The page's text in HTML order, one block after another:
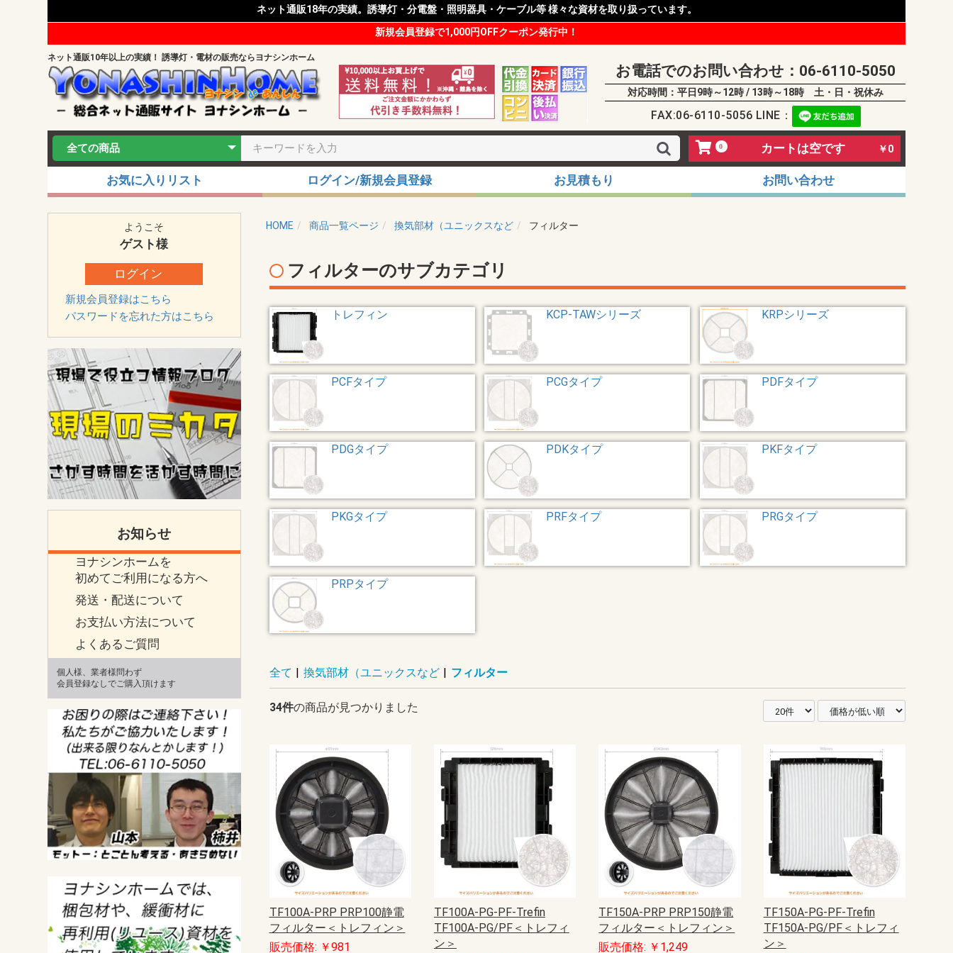
ネット通販18年の実績。誘導灯・分電盤・照明器具・ケーブル等 様々な資材を取り扱っています。
新規会員登録で1,000円OFFクーポン発行中！
ネット通販10年以上の実績！ 誘導灯・電材の販売ならヨナシンホーム
お電話でのお問い合わせ：06-6110-5050
対応時間：平日9時～12時 / 13時～18時 土・日・祝休み
FAX:06-6110-5056 LINE：
0 カートは空です ￥0
お気に入りリスト ログイン/新規会員登録 お見積もり お問い合わせ
ようこそ
ゲスト様
ログイン
新規会員登録はこちら
パスワードを忘れた方はこちら
お知らせ
ヨナシンホームを
初めてご利用になる方へ
発送・配送について
お支払い方法について
よくあるご質問
個人様、業者様問わず
会員登録なしでご購入頂けます
HOME 商品一覧ページ 換気部材（ユニックスなど フィルター
フィルターのサブカテゴリ
トレフィン KCP-TAWシリーズ KRPシリーズ
PCFタイプ PCGタイプ PDFタイプ
PDGタイプ PDKタイプ PKFタイプ
PKGタイプ PRFタイプ PRGタイプ
PRPタイプ
全て | 換気部材（ユニックスなど | フィルター
34件の商品が見つかりました
TF100A-PRP PRP100静電
フィルター＜トレフィン＞
販売価格: ￥981
TF100A-PG-PF-Trefin
TF100A-PG/PF＜トレフィ
ン＞
TF150A-PRP PRP150静電
フィルター＜トレフィン＞
販売価格: ￥1,249
TF150A-PG-PF-Trefin
TF150A-PG/PF＜トレフィ
ン＞